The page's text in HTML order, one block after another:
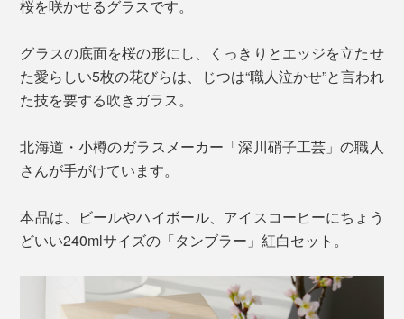
桜を咲かせるグラスです。
グラスの底面を桜の形にし、くっきりとエッジを立たせ
た愛らしい5枚の花びらは、じつは“職人泣かせ”と言われ
た技を要する吹きガラス。
北海道・小樽のガラスメーカー「深川硝子工芸」の職人
さんが手がけています。
本品は、ビールやハイボール、アイスコーヒーにちょう
どいい240mlサイズの「タンブラー」紅白セット。